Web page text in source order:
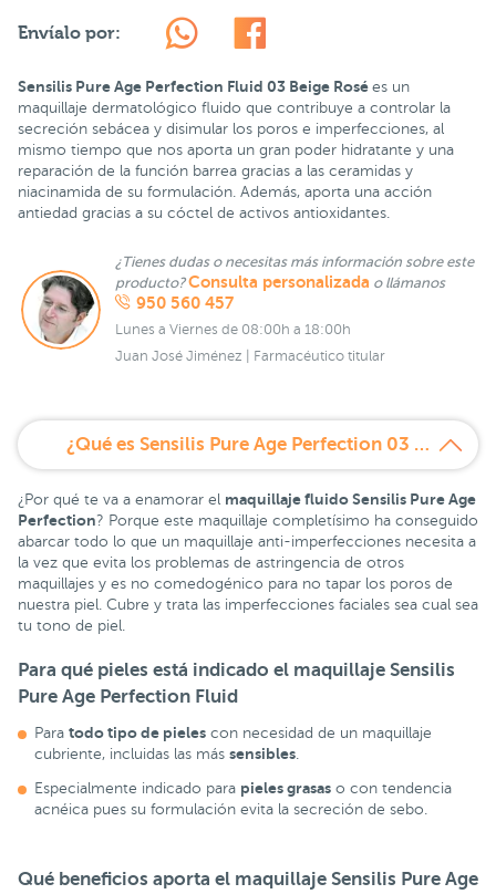
Envíalo por:
Sensilis Pure Age Perfection Fluid 03 Beige Rosé es un
maquillaje dermatológico fluido que contribuye a controlar la
secreción sebácea y disimular los poros e imperfecciones, al
mismo tiempo que nos aporta un gran poder hidratante y una
reparación de la función barrea gracias a las ceramidas y
niacinamida de su formulación. Además, aporta una acción
antiedad gracias a su cóctel de activos antioxidantes.
¿Tienes dudas o necesitas más información sobre este
producto?Consulta personalizada o llámanos
950 560 457
Lunes a Viernes de 08:00h a 18:00h
Juan José Jiménez | Farmacéutico titular
¿Qué es Sensilis Pure Age Perfection 03 Beige Rosé?
¿Por qué te va a enamorar el maquillaje fluido Sensilis Pure Age
Perfection? Porque este maquillaje completísimo ha conseguido
abarcar todo lo que un maquillaje anti-imperfecciones necesita a
la vez que evita los problemas de astringencia de otros
maquillajes y es no comedogénico para no tapar los poros de
nuestra piel. Cubre y trata las imperfecciones faciales sea cual sea
tu tono de piel.
Para qué pieles está indicado el maquillaje Sensilis
Pure Age Perfection Fluid
Para todo tipo de pieles con necesidad de un maquillaje
cubriente, incluidas las más sensibles.
Especialmente indicado para pieles grasas o con tendencia
acnéica pues su formulación evita la secreción de sebo.
Qué beneficios aporta el maquillaje Sensilis Pure Age